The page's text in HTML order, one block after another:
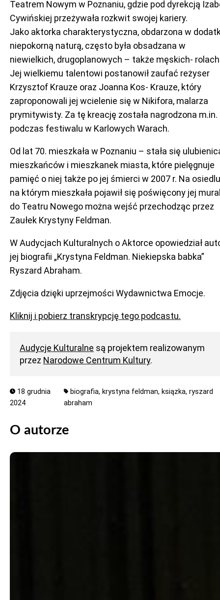
Teatrem Nowym w Poznaniu, gdzie pod dyrekcją
Cywińskiej przeżywała rozkwit swojej kariery.
Jako aktorka charakterystyczna, obdarzona w
niepokorną naturą, często była obsadzana w
niewielkich, drugoplanowych – także męskich-
Jej wielkiemu talentowi postanowił zaufać reżyser
Krzysztof Krauze oraz Joanna Kos- Krauze, który
zaproponowali jej wcielenie się w Nikifora, malarza
prymitywisty. Za tę kreację została nagrodzona m.in.
podczas festiwalu w Karlowych Warach.
Od lat 70. mieszkała w Poznaniu – stała się
mieszkańców i mieszkanek miasta, które pielęgnuje
pamięć o niej także po jej śmierci w 2007 r. Na osiedlu
na którym mieszkała pojawił się poświęcony jej
do Teatru Nowego można wejść przechodząc przez
Zaułek Krystyny Feldman.
W Audycjach Kulturalnych o Aktorce opowiedział
jej biografii „Krystyna Feldman. Niekiepska babka”
Ryszard Abraham.
Zdjęcia dzięki uprzejmości Wydawnictwa Emocje.
Kliknij i pobierz transkrypcję tego podcastu.
Audycje Kulturalne są projektem realizowanym
przez Narodowe Centrum Kultury.
18 grudnia
2024
biografia, krystyna feldman, ksiązka,ryszard
abraham
O autorze